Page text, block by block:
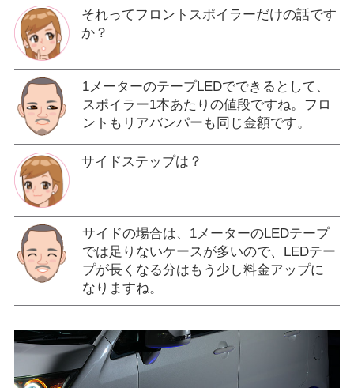
それってフロントスポイラーだけの話です
か？
1メーターのテープLEDでできるとして、
スポイラー1本あたりの値段ですね。フロ
ントもリアバンパーも同じ金額です。
サイドステップは？
サイドの場合は、1メーターのLEDテープ
では足りないケースが多いので、LEDテー
プが長くなる分はもう少し料金アップに
なりますね。